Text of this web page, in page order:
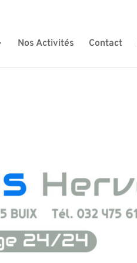
Nos Activités Contact